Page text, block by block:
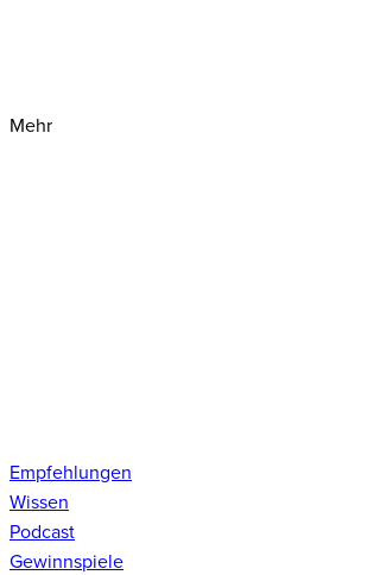
Mehr
Empfehlungen
Wissen
Podcast
Gewinnspiele